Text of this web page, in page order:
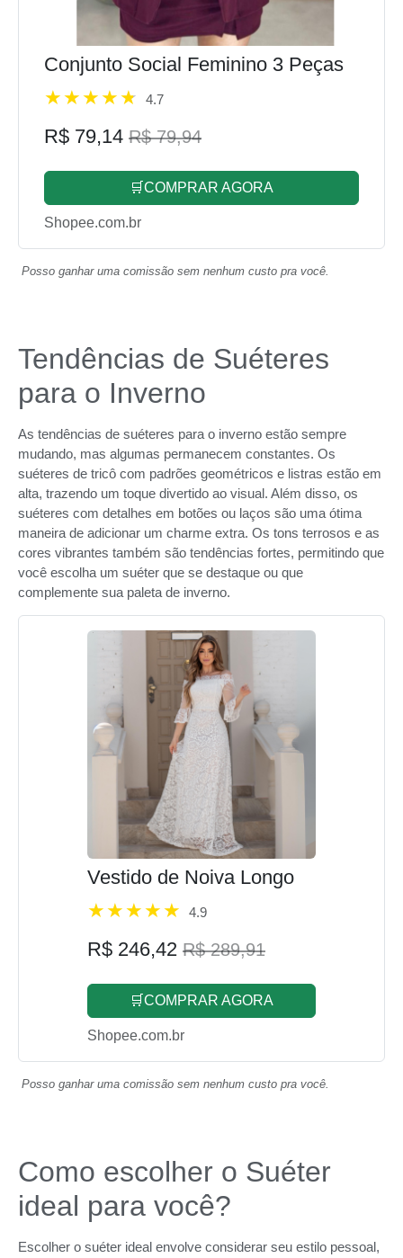
Conjunto Social Feminino 3 Peças
4.7
R$ 79,14 R$ 79,94
🛒COMPRAR AGORA
Shopee.com.br
Posso ganhar uma comissão sem nenhum custo pra você.
Tendências de Suéteres
para o Inverno
As tendências de suéteres para o inverno estão sempre
mudando, mas algumas permanecem constantes. Os
suéteres de tricô com padrões geométricos e listras estão em
alta, trazendo um toque divertido ao visual. Além disso, os
suéteres com detalhes em botões ou laços são uma ótima
maneira de adicionar um charme extra. Os tons terrosos e as
cores vibrantes também são tendências fortes, permitindo que
você escolha um suéter que se destaque ou que
complemente sua paleta de inverno.
Vestido de Noiva Longo
4.9
R$ 246,42 R$ 289,91
🛒COMPRAR AGORA
Shopee.com.br
Posso ganhar uma comissão sem nenhum custo pra você.
Como escolher o Suéter
ideal para você?
Escolher o suéter ideal envolve considerar seu estilo pessoal,